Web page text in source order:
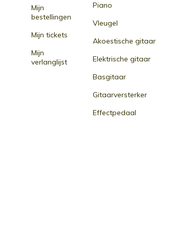
Mijn
bestellingen
Mijn tickets
Mijn
verlanglijst
Piano
Vleugel
Akoestische gitaar
Elektrische gitaar
Basgitaar
Gitaarversterker
Effectpedaal